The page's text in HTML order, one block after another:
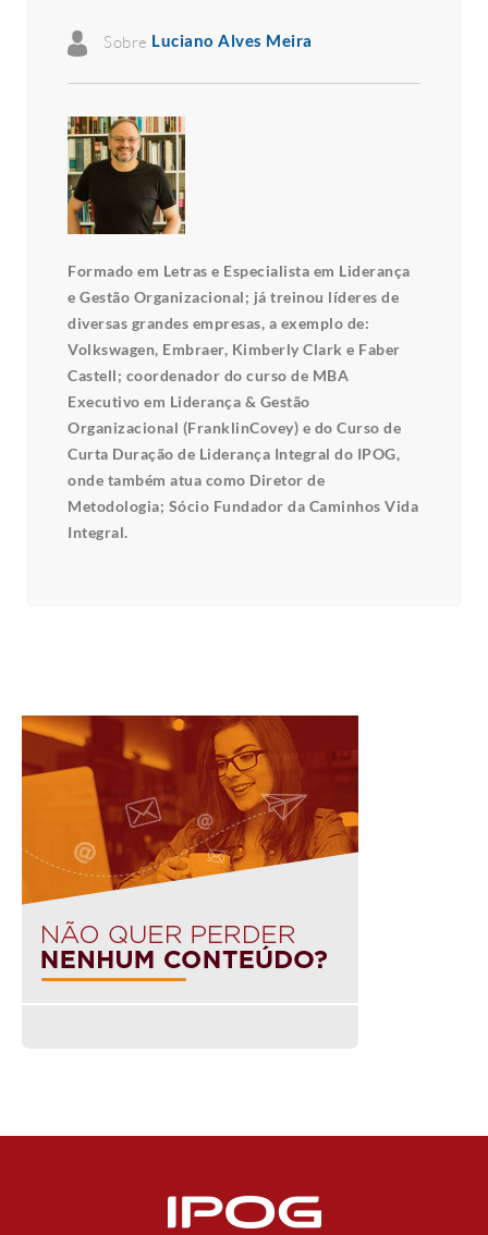
Sobre Luciano Alves Meira
Formado em Letras e Especialista em Liderança
e Gestão Organizacional; já treinou líderes de
diversas grandes empresas, a exemplo de:
Volkswagen, Embraer, Kimberly Clark e Faber
Castell; coordenador do curso de MBA
Executivo em Liderança & Gestão
Organizacional (FranklinCovey) e do Curso de
Curta Duração de Liderança Integral do IPOG,
onde também atua como Diretor de
Metodologia; Sócio Fundador da Caminhos Vida
Integral.